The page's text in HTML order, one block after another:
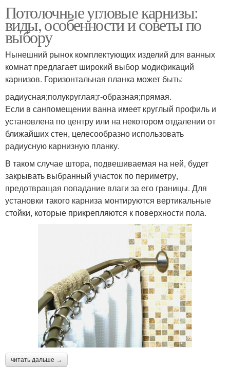
Потолочные угловые карнизы:
виды, особенности и советы по
выбору
Нынешний рынок комплектующих изделий для ванных
комнат предлагает широкий выбор модификаций
карнизов. Горизонтальная планка может быть:
радиусная;полукруглая;г-образная;прямая.
Если в санпомещении ванна имеет круглый профиль и
установлена по центру или на некотором отдалении от
ближайших стен, целесообразно использовать
радиусную карнизную планку.
В таком случае штора, подвешиваемая на ней, будет
закрывать выбранный участок по периметру,
предотвращая попадание влаги за его границы. Для
установки такого карниза монтируются вертикальные
стойки, которые прикрепляются к поверхности пола.
читать дальше →